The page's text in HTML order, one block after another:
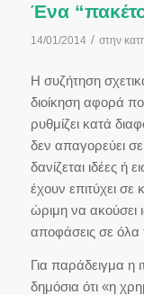
Ένα
14/01/2014 / στην
Η συζήτηση
διοίκηση αφορά
ρυθμίζει κατά
δεν απαγορεύει
δανίζεται ιδέες ή
έχουν επιτύχει
ώριμη να ακούσει
αποφάσεις σε όλα
Για παράδειγμα η
δημόσια ότι «η